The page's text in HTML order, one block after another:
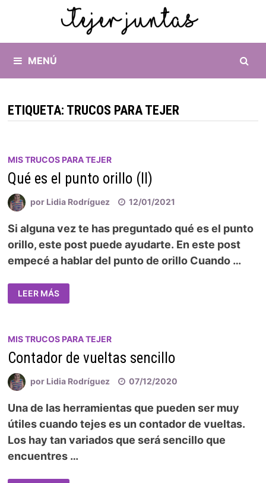
MENÚ
ETIQUETA: TRUCOS PARA TEJER
MIS TRUCOS PARA TEJER
Qué es el punto orillo (II)
por Lidia Rodríguez 12/01/2021
Si alguna vez te has preguntado qué es el punto
orillo, este post puede ayudarte. En este post
empecé a hablar del punto de orillo Cuando …
LEER MÁS
MIS TRUCOS PARA TEJER
Contador de vueltas sencillo
por Lidia Rodríguez 07/12/2020
Una de las herramientas que pueden ser muy
útiles cuando tejes es un contador de vueltas.
Los hay tan variados que será sencillo que
encuentres …